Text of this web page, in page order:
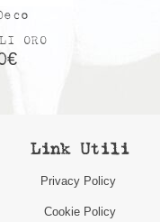
ORO
€
Link Utili
Privacy Policy
Cookie Policy